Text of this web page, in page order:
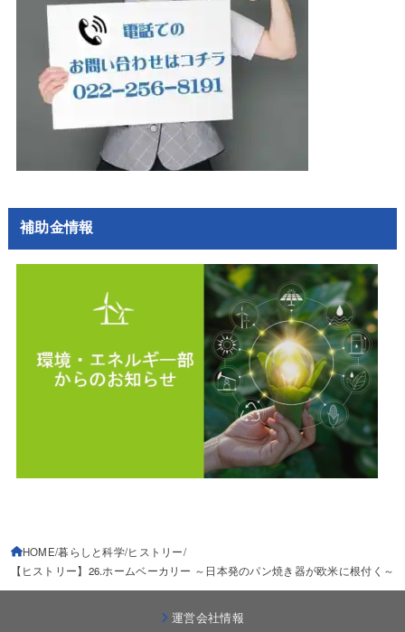
補助金情報
HOME 暮らしと科学 ヒストリー
【ヒストリー】26.ホームベーカリー ～日本発のパン焼き器が欧米に根付く～
運営会社情報